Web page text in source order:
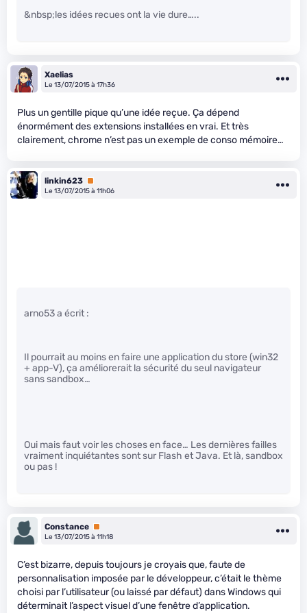
&nbsp;les idées recues ont la vie dure…..
Xaelias
Le 13/07/2015 à 17h36
Plus un gentille pique qu’une idée reçue. Ça dépend
énormément des extensions installées en vrai. Et très
clairement, chrome n’est pas un exemple de conso mémoire…
linkin623 Premium
Le 13/07/2015 à 11h06
arno53 a écrit :
Il pourrait au moins en faire une application du store (win32
+ app-V), ça améliorerait la sécurité du seul navigateur
sans sandbox…
Oui mais faut voir les choses en face… Les dernières failles
vraiment inquiétantes sont sur Flash et Java. Et là, sandbox
ou pas !
Constance Premium
Le 13/07/2015 à 11h18
C’est bizarre, depuis toujours je croyais que, faute de
personnalisation imposée par le développeur, c’était le thème
choisi par l’utilisateur (ou laissé par défaut) dans Windows qui
déterminait l’aspect visuel d’une fenêtre d’application.